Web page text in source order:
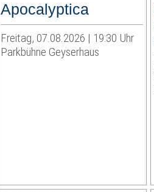
Apocalyptica
Freitag, 07.08.2026 | 19:30 Uhr
Parkbühne Geyserhaus